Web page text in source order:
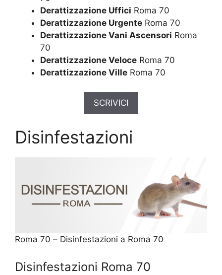
Derattizzazione Uffici Roma 70
Derattizzazione Urgente Roma 70
Derattizzazione Vani Ascensori Roma
70
Derattizzazione Veloce Roma 70
Derattizzazione Ville Roma 70
SCRIVICI
Disinfestazioni
Roma 70 – Disinfestazioni a Roma 70
Disinfestazioni Roma 70